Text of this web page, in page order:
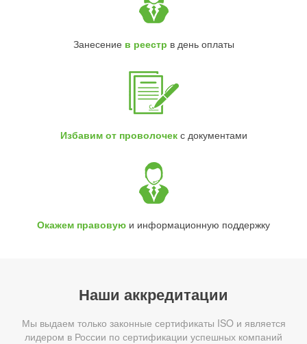
Занесение в реестр в день оплаты
Избавим от проволочекс документами
Окажем правовую и информационную поддержку
Наши аккредитации
Мы выдаем только законные сертификаты ISO и является
лидером в России по сертификации успешных компаний